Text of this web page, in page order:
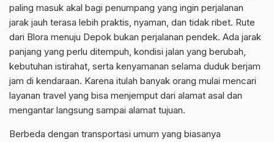
paling masuk akal bagi penumpang yang ingin perjalanan
jarak jauh terasa lebih praktis, nyaman, dan tidak ribet. Rute
dari Blora menuju Depok bukan perjalanan pendek. Ada jarak
panjang yang perlu ditempuh, kondisi jalan yang berubah,
kebutuhan istirahat, serta kenyamanan selama duduk berjam
jam di kendaraan. Karena itulah banyak orang mulai mencari
layanan travel yang bisa menjemput dari alamat asal dan
mengantar langsung sampai alamat tujuan.
Berbeda dengan transportasi umum yang biasanya